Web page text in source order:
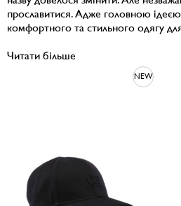
прославитися. Адже головною
комфортного та стильного одягу
Читати більше
NEW